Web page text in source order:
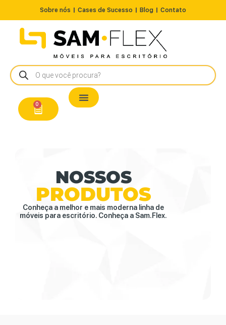
Sobre nós Cases de Sucesso Blog Contato
0
NOSSOS
PRODUTOS
Conheça a melhor e mais moderna linha de
móveis para escritório. Conheça a Sam.Flex.